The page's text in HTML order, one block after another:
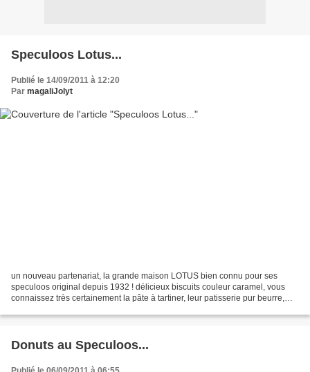
Speculoos Lotus...
Publié le 14/09/2011 à 12:20
Par magaliJolyt
un nouveau partenariat, la grande maison LOTUS bien connu pour ses
speculoos original depuis 1932 ! délicieux biscuits couleur caramel, vous
connaissez très certainement la pâte à tartiner, leur patisserie pur beurre,
Donuts au Speculoos...